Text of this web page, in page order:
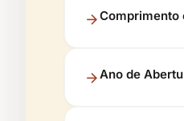
Comprimento
Ano de